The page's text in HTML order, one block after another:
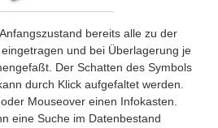
bereits alle zu der
und bei Überlagerung je
Der Schatten des Symbols
durch Klick aufgefaltet werden.
Mouseover einen Infokasten.
eine Suche im Datenbestand